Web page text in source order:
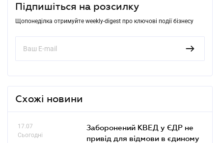
Підпишіться на розсилку
Щопонеділка отримуйте weekly-digest про ключові події бізнесу
Схожі новини
17.07
Сьогодні
Заборонений КВЕД у ЄДР не
привід для відмови в єдиному